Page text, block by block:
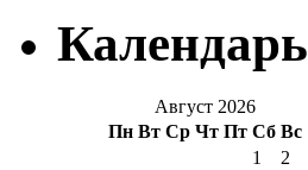
Календарь
Август 2026
Пн Вт Ср Чт Пт Сб Вс
1
2